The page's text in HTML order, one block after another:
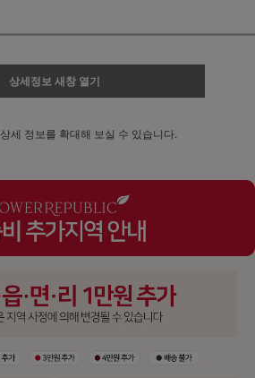
상세정보 새창 열기
상세 정보를 확대해 보실 수 있습니다.